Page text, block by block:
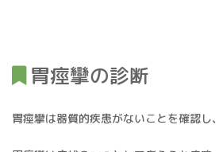
胃痙攣の診断
胃痙攣は器質的疾患がないことを確認し